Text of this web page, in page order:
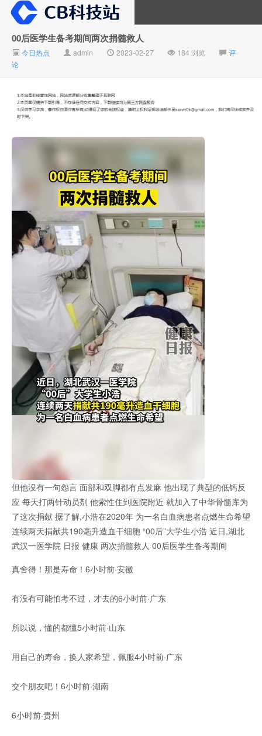
大V推广
00后医学生备考期间两次捐髓救人
今日热点 admin 2023-02-27 184 浏览
评
论
但他没有一句怨言 面部和双脚都有点发麻 他出现了典型的低钙反
应 每天打两针动员剂 他索性住到医院附近 就加入了中华骨髓库为
了这次捐献 据了解,小浩在2020年 为一名白血病患者点燃生命希望
连续两天捐献共190毫升造血干细胞 “00后”大学生小浩 近日,湖北
武汉一医学院 日报 健康 两次捐髓救人 00后医学生备考期间
真舍得！那是寿命！6小时前·安徽
有没有可能怕考不过，才去的6小时前·广东
所以说，懂的都懂5小时前·山东
用自己的寿命，换人家希望，佩服4小时前·广东
交个朋友吧！6小时前·湖南
6小时前·贵州